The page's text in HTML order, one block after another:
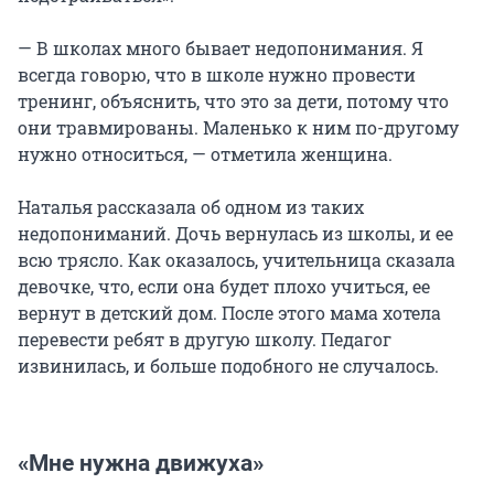
— В школах много бывает недопонимания. Я
всегда говорю, что в школе нужно провести
тренинг, объяснить, что это за дети, потому что
они травмированы. Маленько к ним по-другому
нужно относиться, — отметила женщина.
Наталья рассказала об одном из таких
недопониманий. Дочь вернулась из школы, и ее
всю трясло. Как оказалось, учительница сказала
девочке, что, если она будет плохо учиться, ее
вернут в детский дом. После этого мама хотела
перевести ребят в другую школу. Педагог
извинилась, и больше подобного не случалось.
«Мне нужна движуха»